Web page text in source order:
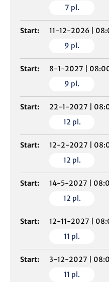
7 pl.
Start: 11-12-2026
9 pl.
Start: 8-1-2027
9 pl.
Start: 22-1-2027
12 pl.
Start: 12-2-2027
12 pl.
Start: 14-5-2027
12 pl.
Start: 12-11-2027
11 pl.
Start: 3-12-2027
11 pl.